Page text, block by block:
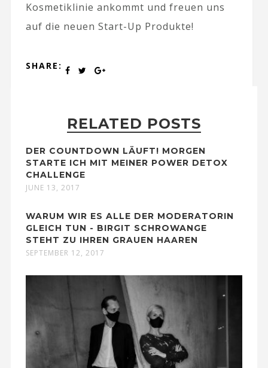
Kosmetiklinie ankommt und freuen uns
auf die neuen Start-Up Produkte!
SHARE:
RELATED POSTS
DER COUNTDOWN LÄUFT! MORGEN
STARTE ICH MIT MEINER POWER DETOX
CHALLENGE
JUNE 13, 2017
WARUM WIR ES ALLE DER MODERATORIN
GLEICH TUN - BIRGIT SCHROWANGE
STEHT ZU IHREN GRAUEN HAAREN
SEPTEMBER 12, 2017